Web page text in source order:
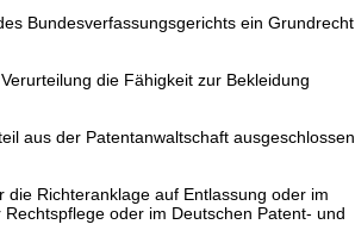
Bundesverfassungsgerichts ein Grundrecht
die Fähigkeit zur Bekleidung
aus der Patentanwaltschaft ausgeschlossen
Richteranklage auf Entlassung oder im
oder im Deutschen Patent- und